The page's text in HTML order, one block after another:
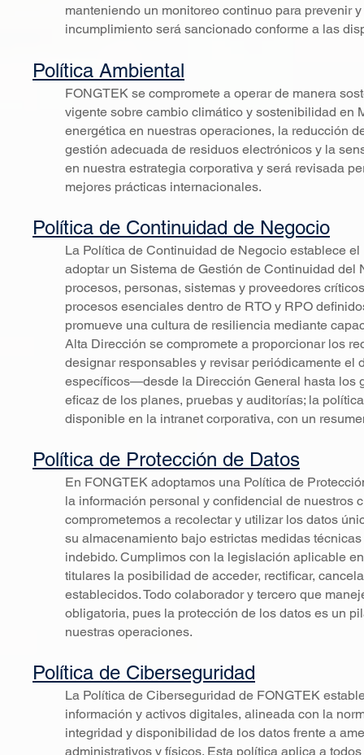
manteniendo un monitoreo continuo para prevenir
incumplimiento será sancionado conforme a las
Política Ambiental
FONGTEK se compromete a operar de manera
vigente sobre cambio climático y sostenibilidad en
energética en nuestras operaciones, la reducción
gestión adecuada de residuos electrónicos y la
en nuestra estrategia corporativa y será revisada
mejores prácticas internacionales.
Política de Continuidad de Negocio
La Política de Continuidad de Negocio establece
adoptar un Sistema de Gestión de Continuidad
procesos, personas, sistemas y proveedores
procesos esenciales dentro de RTO y RPO
promueve una cultura de resiliencia mediante
Alta Dirección se compromete a proporcionar los
designar responsables y revisar periódicamente
específicos—desde la Dirección General hasta los
eficaz de los planes, pruebas y auditorías; la
disponible en la intranet corporativa, con un
Política de Protección de Datos
En FONGTEK adoptamos una Política de
la información personal y confidencial de nuestros
comprometemos a recolectar y utilizar los datos
su almacenamiento bajo estrictas medidas
indebido. Cumplimos con la legislación aplicable
titulares la posibilidad de acceder, rectificar,
establecidos. Todo colaborador y tercero que
obligatoria, pues la protección de los datos es un
nuestras operaciones.
Política de Ciberseguridad
La Política de Ciberseguridad de FONGTEK
información y activos digitales, alineada con la
integridad y disponibilidad de los datos frente a
administrativos y físicos. Esta política aplica a